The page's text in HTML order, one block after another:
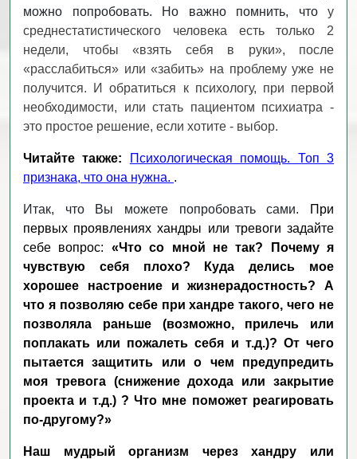
можно попробовать. Но важно помнить, что у
среднестатистического человека есть только 2
недели, чтобы «взять себя в руки», после
«расслабиться» или «забить» на проблему уже не
получится. И обратиться к психологу, при первой
необходимости, или стать пациентом психиатра -
это простое решение, если хотите - выбор.
Читайте также:
Психологическая помощь. Топ 3
признака, что она нужна. .
Итак, что Вы можете попробовать сами.
При
первых проявлениях хандры или тревоги задайте
себе вопрос: «Что со мной не так? Почему я
чувствую себя плохо? Куда делись мое
хорошее настроение и жизнерадостность? А
что я позволяю себе при хандре такого, чего не
позволяла раньше (возможно, прилечь или
поплакать или пожалеть себя и т.д.)? От чего
пытается защитить или о чем предупредить
моя тревога (снижение дохода или закрытие
проекта и т.д.) ? Что мне поможет реагировать
по-другому?»
Наш мудрый организм через хандру или